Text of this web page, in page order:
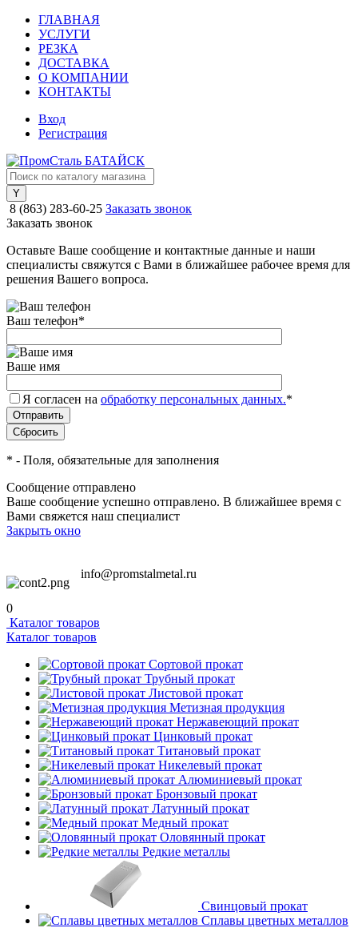
ГЛАВНАЯ
УСЛУГИ
РЕЗКА
ДОСТАВКА
О КОМПАНИИ
КОНТАКТЫ
Вход
Регистрация
8 (863) 283-60-25 Заказать звонок
Заказать звонок
Оставьте Ваше сообщение и контактные данные и наши
специалисты свяжутся с Вами в ближайшее рабочее время для
решения Вашего вопроса.
Ваш телефон*
Ваше имя
Я согласен на обработку персональных данных.*
* - Поля, обязательные для заполнения
Сообщение отправлено
Ваше сообщение успешно отправлено. В ближайшее время с
Вами свяжется наш специалист
Закрыть окно
info@promstalmetal.ru
0
Каталог товаров
Каталог товаров
Сортовой прокат
Трубный прокат
Листовой прокат
Метизная продукция
Нержавеющий прокат
Цинковый прокат
Титановый прокат
Никелевый прокат
Алюминиевый прокат
Бронзовый прокат
Латунный прокат
Медный прокат
Оловянный прокат
Редкие металлы
Свинцовый прокат
Сплавы цветных металлов